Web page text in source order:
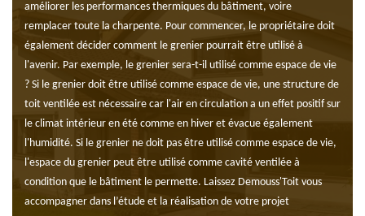
améliorer les performances thermiques du bâtiment, voire
remplacer toute la charpente. Pour commencer, le propriétaire doit
également décider comment le grenier pourrait être utilisé à
l'avenir. Par exemple, le grenier sera-t-il utilisé comme espace de vie
? Si le grenier doit être utilisé comme espace de vie, une structure de
toit ventilée est nécessaire car l'air en circulation a un effet positif sur
le climat intérieur en été comme en hiver et évacue également
l'humidité. Si le grenier ne doit pas être utilisé comme espace de vie,
l'espace du grenier peut être utilisé comme cavité ventilée à
condition que le bâtiment le permette. Laissez Demouss'Toit vous
accompagner dans l’étude et la réalisation de votre projet